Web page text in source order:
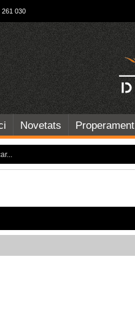
261 030
Novetats Properament